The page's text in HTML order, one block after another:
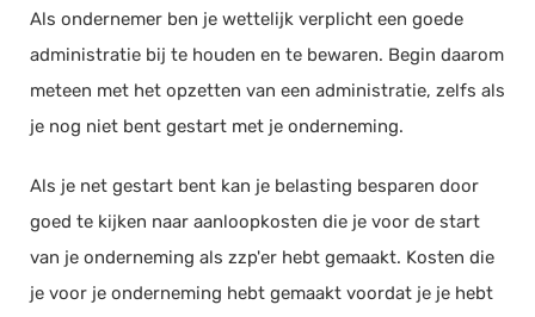
Als ondernemer ben je wettelijk verplicht een goede
administratie bij te houden en te bewaren. Begin daarom
meteen met het opzetten van een administratie, zelfs als
je nog niet bent gestart met je onderneming.
Als je net gestart bent kan je belasting besparen door
goed te kijken naar aanloopkosten die je voor de start
van je onderneming als zzp'er hebt gemaakt. Kosten die
je voor je onderneming hebt gemaakt voordat je je hebt